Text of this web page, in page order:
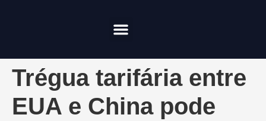
Trégua tarifária entre
EUA e China pode